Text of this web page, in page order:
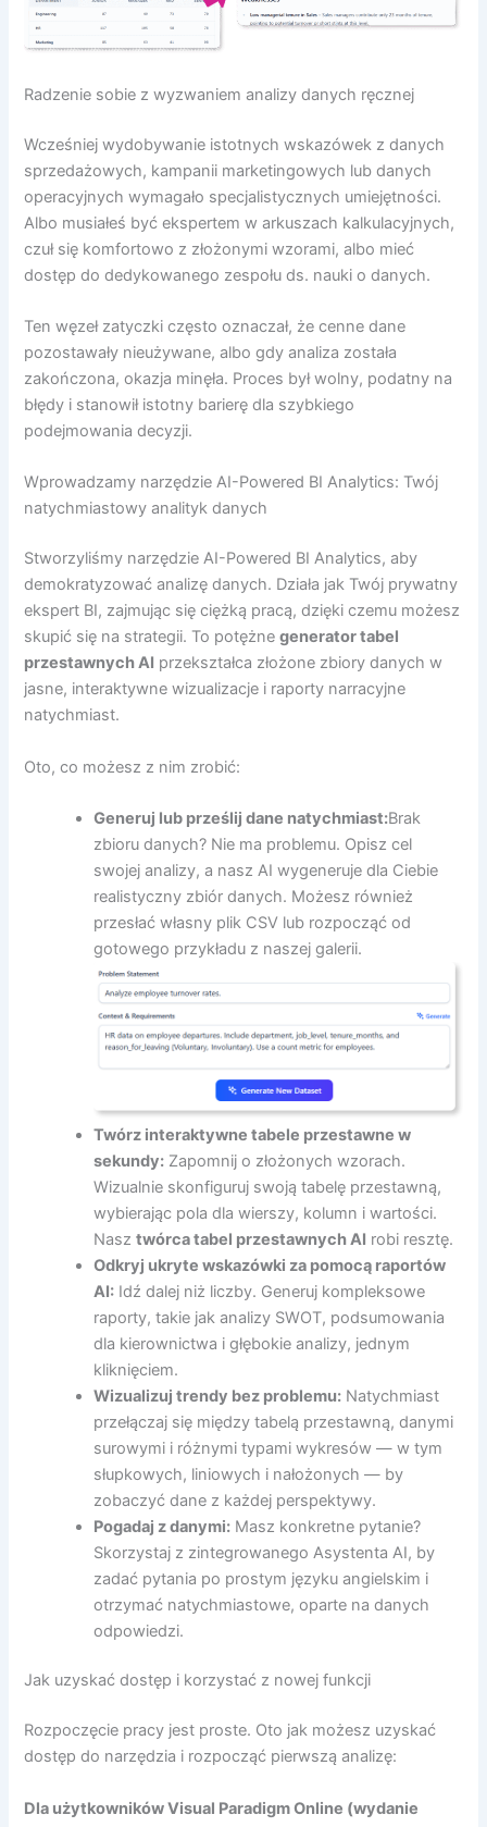
Radzenie sobie z wyzwaniem analizy danych ręcznej
Wcześniej wydobywanie istotnych wskazówek z danych
sprzedażowych, kampanii marketingowych lub danych
operacyjnych wymagało specjalistycznych umiejętności.
Albo musiałeś być ekspertem w arkuszach kalkulacyjnych,
czuł się komfortowo z złożonymi wzorami, albo mieć
dostęp do dedykowanego zespołu ds. nauki o danych.
Ten węzeł zatyczki często oznaczał, że cenne dane
pozostawały nieużywane, albo gdy analiza została
zakończona, okazja minęła. Proces był wolny, podatny na
błędy i stanowił istotny barierę dla szybkiego
podejmowania decyzji.
Wprowadzamy narzędzie AI-Powered BI Analytics: Twój
natychmiastowy analityk danych
Stworzyliśmy narzędzie AI-Powered BI Analytics, aby
demokratyzować analizę danych. Działa jak Twój prywatny
ekspert BI, zajmując się ciężką pracą, dzięki czemu możesz
skupić się na strategii. To potężnegenerator tabel
przestawnych AI przekształca złożone zbiory danych w
jasne, interaktywne wizualizacje i raporty narracyjne
natychmiast.
Oto, co możesz z nim zrobić:
Generuj lub prześlij dane natychmiast:Brak
zbioru danych? Nie ma problemu. Opisz cel
swojej analizy, a nasz AI wygeneruje dla Ciebie
realistyczny zbiór danych. Możesz również
przesłać własny plik CSV lub rozpocząć od
gotowego przykładu z naszej galerii.
Twórz interaktywne tabele przestawne w
sekundy: Zapomnij o złożonych wzorach.
Wizualnie skonfiguruj swoją tabelę przestawną,
wybierając pola dla wierszy, kolumn i wartości.
Nasztwórca tabel przestawnych AI robi resztę.
Odkryj ukryte wskazówki za pomocą raportów
AI: Idź dalej niż liczby. Generuj kompleksowe
raporty, takie jak analizy SWOT, podsumowania
dla kierownictwa i głębokie analizy, jednym
kliknięciem.
Wizualizuj trendy bez problemu: Natychmiast
przełączaj się między tabelą przestawną, danymi
surowymi i różnymi typami wykresów — w tym
słupkowych, liniowych i nałożonych — by
zobaczyć dane z każdej perspektywy.
Pogadaj z danymi: Masz konkretne pytanie?
Skorzystaj z zintegrowanego Asystenta AI, by
zadać pytania po prostym języku angielskim i
otrzymać natychmiastowe, oparte na danych
odpowiedzi.
Jak uzyskać dostęp i korzystać z nowej funkcji
Rozpoczęcie pracy jest proste. Oto jak możesz uzyskać
dostęp do narzędzia i rozpocząć pierwszą analizę:
Dla użytkowników Visual Paradigm Online (wydanie